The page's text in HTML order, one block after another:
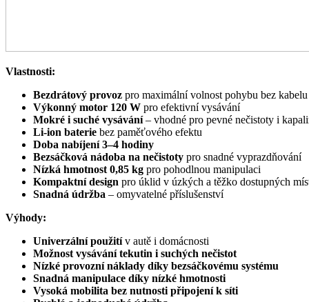
Vlastnosti:
Bezdrátový provoz pro maximální volnost pohybu bez kabelu
Výkonný motor 120 W pro efektivní vysávání
Mokré i suché vysávání– vhodné pro pevné nečistoty i
Li-ion baterie bez paměťového efektu
Doba nabíjení 3–4 hodiny
Bezsáčková nádoba na nečistoty pro snadné vyprazdňování
Nízká hmotnost 0,85 kg pro pohodlnou manipulaci
Kompaktní design pro úklid v úzkých a těžko dostupných
Snadná údržba – omyvatelné příslušenství
Výhody:
Univerzální použitív autě i domácnosti
Možnost vysávání tekutin i suchých nečistot
Nízké provozní náklady díky bezsáčkovému systému
Snadná manipulace díky nízké hmotnosti
Vysoká mobilita bez nutnosti připojení k síti